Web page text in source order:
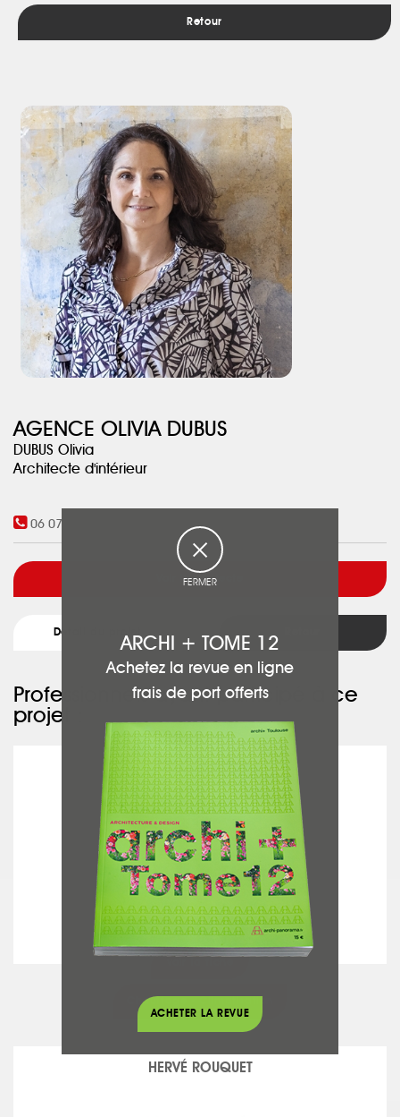
jardin. Tout devait s’articuler autour de cette idée. Mais la très
belle hauteur sous plafond qu’offre cette maison contraint à un
perspective jusqu’au jardin. Ce jeu de marches rajoutées à
l’intérieur en cascade et à l’extérieur, le jeu de transparence de la
verrière et de l’escalier, la grande ouverture vers la cuisine
délimitent sans cloisonner l’ensemble du rdc et apporte un
maximum de lumière naturelle. Un parquet en chêne massif, des
teintes chaudes rendent l’ensemble harmonieux.
Retour
AGENCE OLIVIA DUBUS
DUBUS Olivia
Architecte d'intérieur
06 07 09 05 27
Voir l'architecte
Détail du projet
Professionnels ayant participé à ce
projet :
ADECOTHERM
Chauffage - Climatisation
HERVÉ ROUQUET
FERMER
ARCHI + TOME 12
Achetez la revue en ligne
frais de port offerts
ACHETER LA REVUE